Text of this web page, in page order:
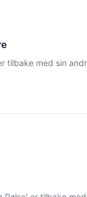
tilbake med sin